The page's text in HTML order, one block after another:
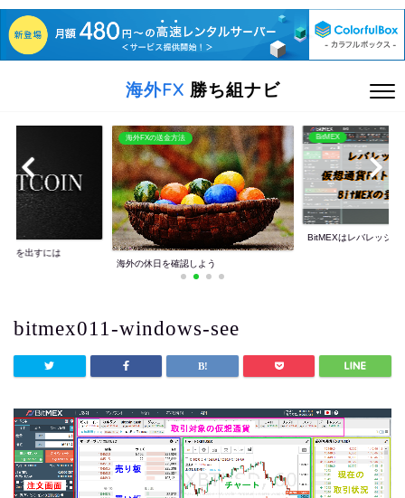
海外FX 勝ち組ナビ
BitMEX
BitMEXはレバレッジ100倍
bitmex011-windows-see